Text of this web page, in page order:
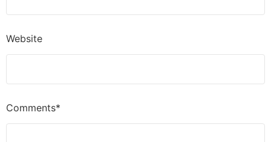
Comments*
Website